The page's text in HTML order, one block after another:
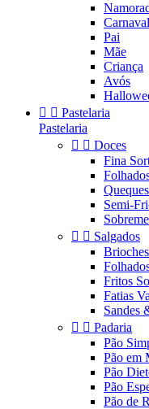
Carnaval
Pai
Mãe
Criança
Avós
  Pastelaria
Pastelaria
  Doces
Fina
Semi-
  Salgados
Fritos
Fatias
Sandes
  Padaria
Pão
Pão em
Pão
Pão
Pão de